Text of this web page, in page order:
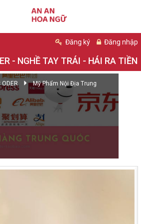
Đăng ký Đăng nhập
- NGHỀ TAY TRÁI - HÁI RA TIỀN
ODER Mỹ Phẩm Nội Địa Trung